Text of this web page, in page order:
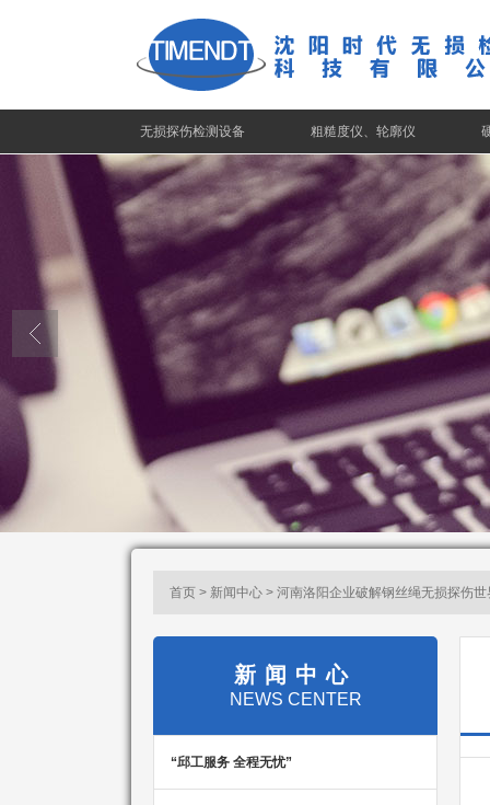
无损探伤检测设备 粗糙度仪、轮廓仪
首页 > 新闻中心 > 河南洛阳企业破解钢丝绳无损探伤世
新闻中心
NEWS CENTER
“邱工服务 全程无忧”